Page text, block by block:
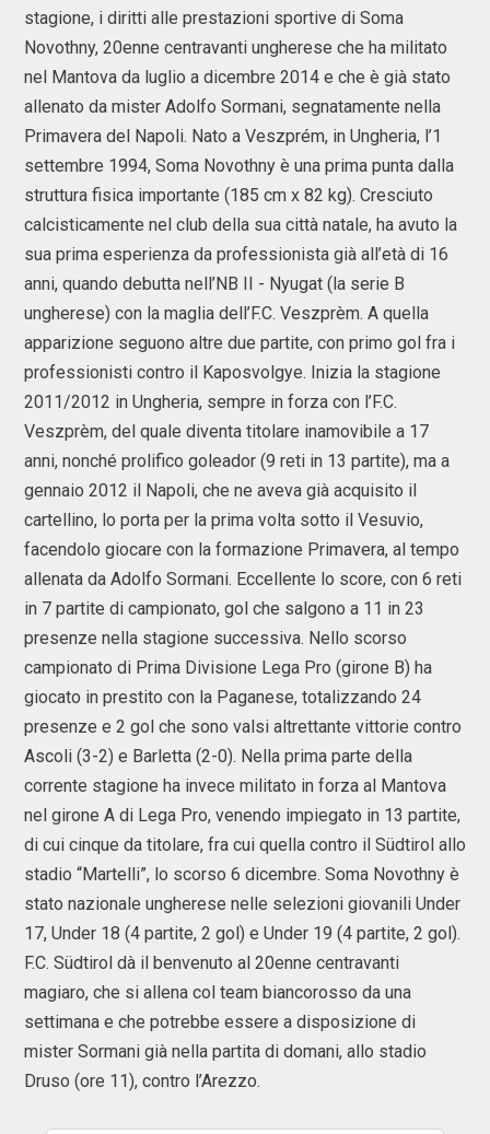
stagione, i diritti alle prestazioni sportive di Soma
Novothny, 20enne centravanti ungherese che ha militato
nel Mantova da luglio a dicembre 2014 e che è già stato
allenato da mister Adolfo Sormani, segnatamente nella
Primavera del Napoli. Nato a Veszprém, in Ungheria, l’1
settembre 1994, Soma Novothny è una prima punta dalla
struttura fisica importante (185 cm x 82 kg). Cresciuto
calcisticamente nel club della sua città natale, ha avuto la
sua prima esperienza da professionista già all’età di 16
anni, quando debutta nell’NB II - Nyugat (la serie B
ungherese) con la maglia dell’F.C. Veszprèm. A quella
apparizione seguono altre due partite, con primo gol fra i
professionisti contro il Kaposvolgye. Inizia la stagione
2011/2012 in Ungheria, sempre in forza con l’F.C.
Veszprèm, del quale diventa titolare inamovibile a 17
anni, nonché prolifico goleador (9 reti in 13 partite), ma a
gennaio 2012 il Napoli, che ne aveva già acquisito il
cartellino, lo porta per la prima volta sotto il Vesuvio,
facendolo giocare con la formazione Primavera, al tempo
allenata da Adolfo Sormani. Eccellente lo score, con 6 reti
in 7 partite di campionato, gol che salgono a 11 in 23
presenze nella stagione successiva. Nello scorso
campionato di Prima Divisione Lega Pro (girone B) ha
giocato in prestito con la Paganese, totalizzando 24
presenze e 2 gol che sono valsi altrettante vittorie contro
Ascoli (3-2) e Barletta (2-0). Nella prima parte della
corrente stagione ha invece militato in forza al Mantova
nel girone A di Lega Pro, venendo impiegato in 13 partite,
di cui cinque da titolare, fra cui quella contro il Südtirol allo
stadio “Martelli”, lo scorso 6 dicembre. Soma Novothny è
stato nazionale ungherese nelle selezioni giovanili Under
17, Under 18 (4 partite, 2 gol) e Under 19 (4 partite, 2 gol).
F.C. Südtirol dà il benvenuto al 20enne centravanti
magiaro, che si allena col team biancorosso da una
settimana e che potrebbe essere a disposizione di
mister Sormani già nella partita di domani, allo stadio
Druso (ore 11), contro l’Arezzo.